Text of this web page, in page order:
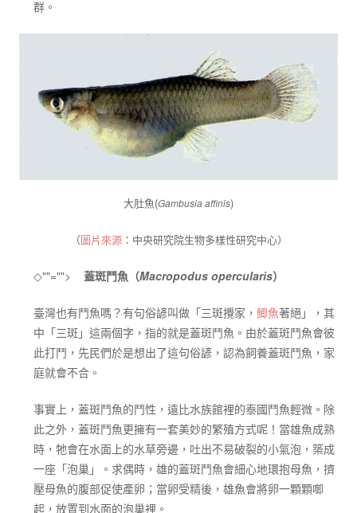
群。
大肚魚(Gambusia affinis)
（圖片來源：中央研究院生物多樣性研究中心）
◇""=""> 蓋斑鬥魚（Macropodus opercularis）
臺灣也有鬥魚嗎？有句俗諺叫做「三斑攪家， 鯽魚著絕」，其
中「三斑」這兩個字，指的就是蓋斑鬥魚。由於蓋斑鬥魚會彼
此打鬥，先民們於是想出了這句俗諺，認為飼養蓋斑鬥魚，家
庭就會不合。
事實上，蓋斑鬥魚的鬥性，遠比水族館裡的泰國鬥魚輕微。除
此之外，蓋斑鬥魚更擁有一套美妙的繁殖方式呢！當雄魚成熟
時，牠會在水面上的水草旁邊，吐出不易破裂的小氣泡，築成
一座「泡巢」。求偶時，雄的蓋斑鬥魚會細心地環抱母魚，擠
壓母魚的腹部促使產卵；當卵受精後，雄魚會將卵一顆顆啣
起，放置到水面的泡巢裡。